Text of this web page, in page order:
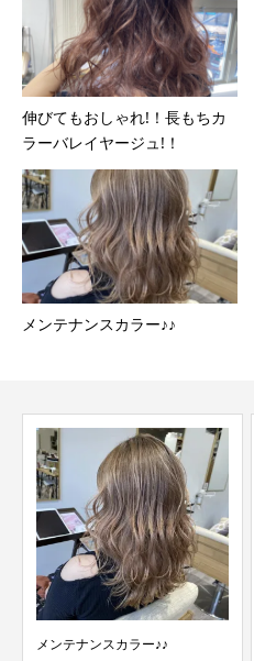
伸びてもおしゃれ!！長もちカ
ラーバレイヤージュ!！
メンテナンスカラー♪♪
メンテナンスカラー♪♪